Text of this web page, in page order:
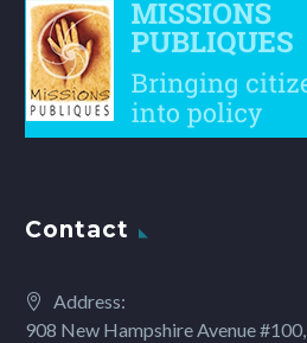
Contact
Address:
908 New Hampshire Avenue